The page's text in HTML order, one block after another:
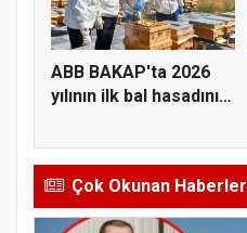
ABB BAKAP'ta 2026
yılının ilk bal hasadını
Çok Okunan Haberler